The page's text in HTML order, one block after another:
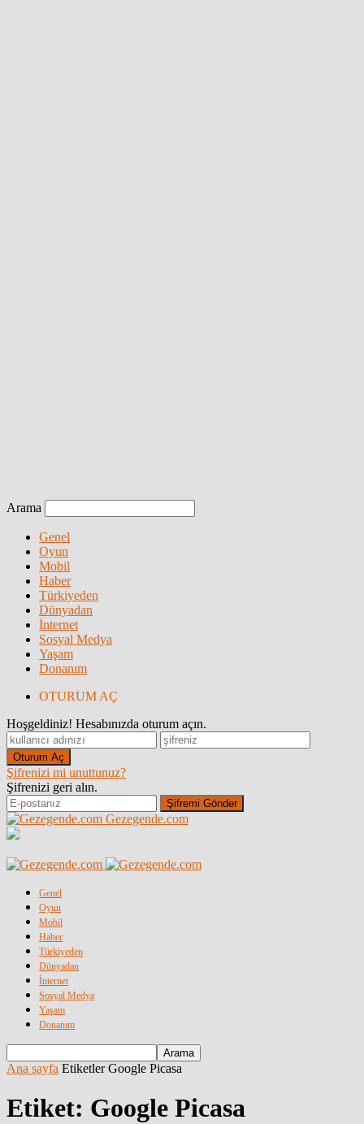
Arama
Genel
Oyun
Mobil
Haber
Türkiyeden
Dünyadan
İnternet
Sosyal Medya
Yaşam
Donanım
OTURUM AÇ
Hoşgeldiniz! Hesabınızda oturum açın.
Şifrenizi mi unuttunuz?
Şifrenizi geri alın.
Gezegende.com
Genel
Oyun
Mobil
Haber
Türkiyeden
Dünyadan
İnternet
Sosyal Medya
Yaşam
Donanım
Ana sayfa Etiketler Google Picasa
Etiket: Google Picasa